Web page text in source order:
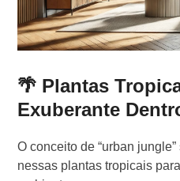
🌴 Plantas
Exuberante
O conceito de “urban
nessas plantas tropicais